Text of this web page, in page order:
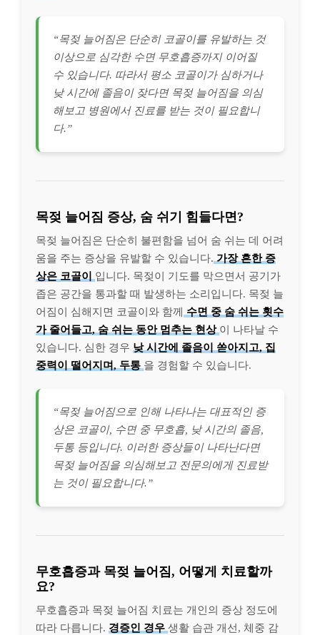
“목젖 늘어짐은 단순히 코골이를 유발하는 것
이상으로 심각한 수면 무호흡증까지 이어질
수 있습니다. 따라서 평소 코골이가 심하거나
낮 시간에 졸음이 잦다면 목젖 늘어짐을 의심
해보고 병원에서 진료를 받는 것이 필요합니
다.”
목젖 늘어짐 증상, 숨 쉬기 힘들다면?
목젖 늘어짐은 단순히 불편함을 넘어 숨 쉬는 데 어려
움을 주는 증상을 유발할 수 있습니다. 가장 흔한 증
상은 코골이 입니다. 목젖이 기도를 막으면서 공기가
좁은 공간을 통과할 때 발생하는 소리입니다. 목젖 늘
어짐이 심해지면 코골이와 함께
수면 중 숨 쉬는 횟수
가 줄어들고, 숨 쉬는 동안 멈추는 현상 이 나타날 수
있습니다. 심한 경우 낮 시간에 졸음이 쏟아지고, 집
중력이 떨어지며, 두통 을 경험할 수 있습니다.
“목젖 늘어짐으로 인해 나타나는 대표적인 증
상은 코골이, 수면 중 무호흡, 낮 시간의 졸음,
두통 등입니다. 이러한 증상들이 나타난다면
목젖 늘어짐을 의심해보고 전문의에게 진료받
는 것이 필요합니다.”
무호흡증과 목젖 늘어짐, 어떻게 치료할까
요?
무호흡증과 목젖 늘어짐 치료는 개인의 증상 정도에
따라 다릅니다. 경증인 경우 생활 습관 개선, 체중 감